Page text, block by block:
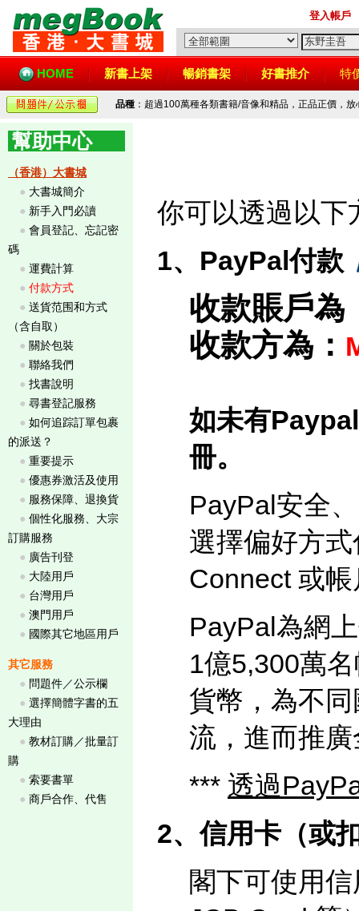
登入帳戶
HOME 新書上架 暢銷書架 好書推介 特
品種 ：超過100萬種各類書籍/音像和精品，正品正價，
幫助中心
（香港）大書城
● 大書城簡介
● 新手入門必讀
● 會員登記、忘記密
碼
● 運費計算
● 付款方式
● 送貨范围和方式
（含自取）
● 關於包裝
● 聯絡我們
● 找書說明
● 尋書登記服務
● 如何追踪訂單包裹
的派送？
● 重要提示
● 優惠券激活及使用
● 服務保障、退換貨
● 個性化服務、大宗
訂購服務
● 廣告刊登
● 大陸用戶
● 台灣用戶
● 澳門用戶
● 國際其它地區用戶
其它服務
● 問題件／公示欄
● 選擇簡體字書的五
大理由
● 教材訂購／批量訂
購
● 索要書單
● 商戶合作、代售
你可以透過以下
1、PayPal付款
收款賬戶為
收款方為：
如未有
冊。
PayPal安全
選擇偏好方
Connect 或
PayPal為網
1億5,300萬
貨幣，為不
流，進而推
*** 透過
2、信用卡（或
閣下可使用